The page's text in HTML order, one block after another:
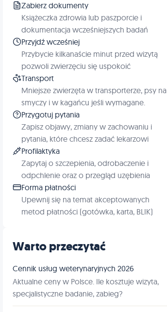
Zabierz dokumenty
Książeczka zdrowia lub paszporcie i
dokumentacja wcześniejszych badań
Przyjdź wcześniej
Przybycie kilkanaście minut przed wizytą
pozwoli zwierzęciu się uspokoić
Transport
Mniejsze zwierzęta w transporterze, psy na
smyczy i w kagańcu jeśli wymagane.
Przygotuj pytania
Zapisz objawy, zmiany w zachowaniu i
pytania, które chcesz zadać lekarzowi
Profilaktyka
Zapytaj o szczepienia, odrobaczenie i
odpchlenie oraz o przegląd uzębienia
Forma płatności
Upewnij się na temat akceptowanych
metod płatności (gotówka, karta, BLIK)
Warto przeczytać
Cennik usług weterynaryjnych 2026
Aktualne ceny w Polsce. Ile kosztuje wizyta,
specjalistyczne badanie, zabieg?